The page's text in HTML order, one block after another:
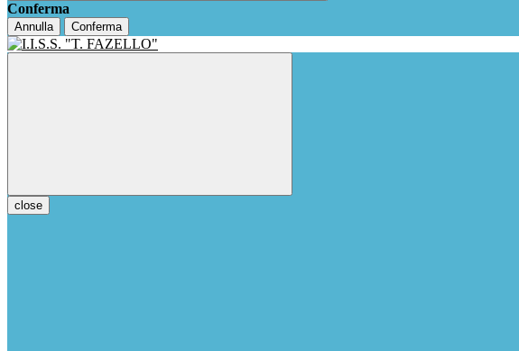
Conferma
Annulla Conferma
close